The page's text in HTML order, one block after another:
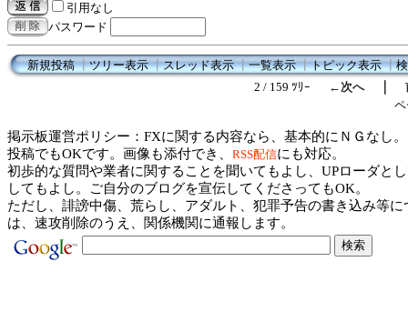
引用なし
パスワード
新規投稿┃ツリー表示┃スレッド表示┃一覧表示┃トピック表示┃
2 / 159 ﾂﾘｰ
←次へ｜
掲示板運営ポリシー：FXに関する内容なら、基本的にＮＧなし
投稿でもOKです。画像も添付でき、 RSS配信にも対応。
初歩的な質問や業者に関することを聞いてもよし、UPローダと
してもよし。ご自分のブログを宣伝してくださってもOK。
ただし、誹謗中傷、荒らし、アダルト、犯罪予告の書き込み等に
は、速攻削除のうえ、関係機関に通報します。